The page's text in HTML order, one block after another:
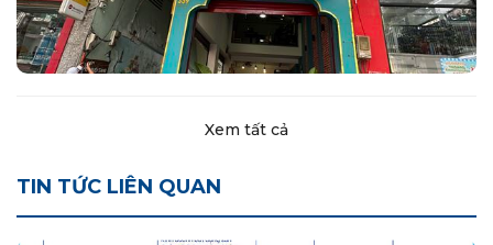
Xem tất cả
TIN TỨC LIÊN QUAN